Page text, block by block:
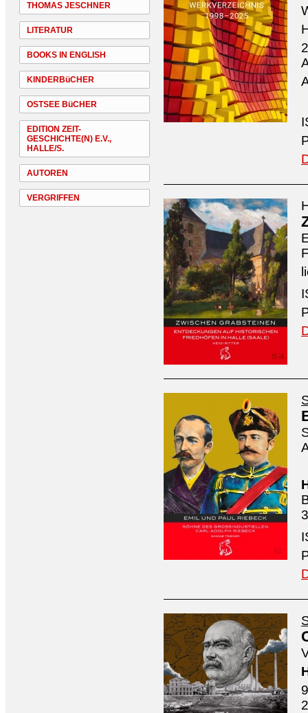
THOMAS JESCHNER
LITERATUR
BOOKS IN ENGLISH
KINDERBüCHER
OSTSEE BüCHER
EDITION ZEIT-
GESCHICHTE(N) E.V.,
HALLE/S.
AUTOREN
VERGRIFFEN